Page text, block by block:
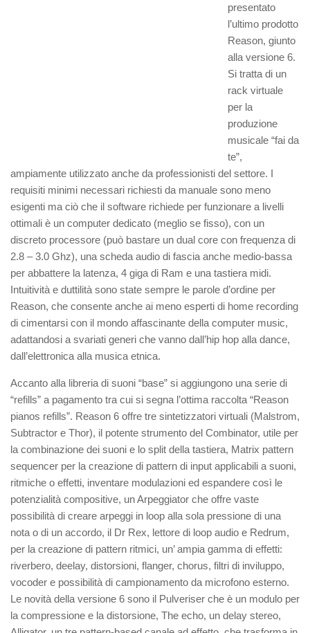
presentato
l’ultimo prodotto
Reason, giunto
alla versione 6.
Si tratta di un
rack virtuale
per la
produzione
musicale “fai da
te”,
ampiamente utilizzato anche da professionisti del settore. I
requisiti minimi necessari richiesti da manuale sono meno
esigenti ma ciò che il software richiede per funzionare a livelli
ottimali è un computer dedicato (meglio se fisso), con un
discreto processore (può bastare un dual core con frequenza di
2.8 – 3.0 Ghz), una scheda audio di fascia anche medio-bassa
per abbattere la latenza, 4 giga di Ram e una tastiera midi.
Intuitività e duttilità sono state sempre le parole d’ordine per
Reason, che consente anche ai meno esperti di home recording
di cimentarsi con il mondo affascinante della computer music,
adattandosi a svariati generi che vanno dall’hip hop alla dance,
dall’elettronica alla musica etnica.
Accanto alla libreria di suoni “base” si aggiungono una serie di
“refills” a pagamento tra cui si segna l’ottima raccolta “Reason
pianos refills”. Reason 6 offre tre sintetizzatori virtuali (Malstrom,
Subtractor e Thor), il potente strumento del Combinator, utile per
la combinazione dei suoni e lo split della tastiera, Matrix pattern
sequencer per la creazione di pattern di input applicabili a suoni,
ritmiche o effetti, inventare modulazioni ed espandere così le
potenzialità compositive, un Arpeggiator che offre vaste
possibilità di creare arpeggi in loop alla sola pressione di una
nota o di un accordo, il Dr Rex, lettore di loop audio e Redrum,
per la creazione di pattern ritmici, un’ ampia gamma di effetti:
riverbero, deelay, distorsioni, flanger, chorus, filtri di inviluppo,
vocoder e possibilità di campionamento da microfono esterno.
Le novità della versione 6 sono il Pulveriser che è un modulo per
la compressione e la distorsione, The echo, un delay stereo,